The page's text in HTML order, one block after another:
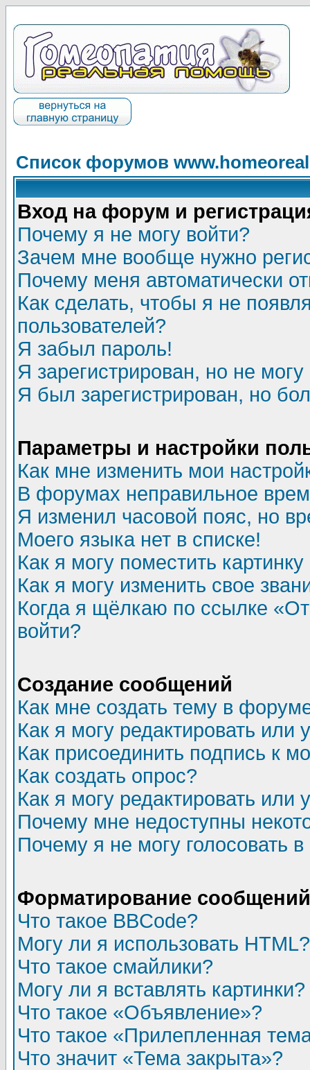
Список форумов
Вход на форум и
Почему я не могу войти?
Зачем мне вообще нужно
Почему меня автоматически
Как сделать, чтобы я не
пользователей?
Я забыл пароль!
Я зарегистрирован, но не могу
Я был зарегистрирован, но
Параметры и настройки
Как мне изменить мои
В форумах неправильное
Я изменил часовой пояс, но
Моего языка нет в списке!
Как я могу поместить
Как я могу изменить свое
Когда я щёлкаю по ссылке
войти?
Создание сообщений
Как мне создать тему в
Как я могу редактировать или
Как присоединить подпись к
Как создать опрос?
Как я могу редактировать или
Почему мне недоступны
Почему я не могу голосовать
Форматирование
Что такое BBCode?
Могу ли я использовать HTML?
Что такое смайлики?
Могу ли я вставлять картинки?
Что такое «Объявление»?
Что такое «Прилепленная
Что значит «Тема закрыта»?